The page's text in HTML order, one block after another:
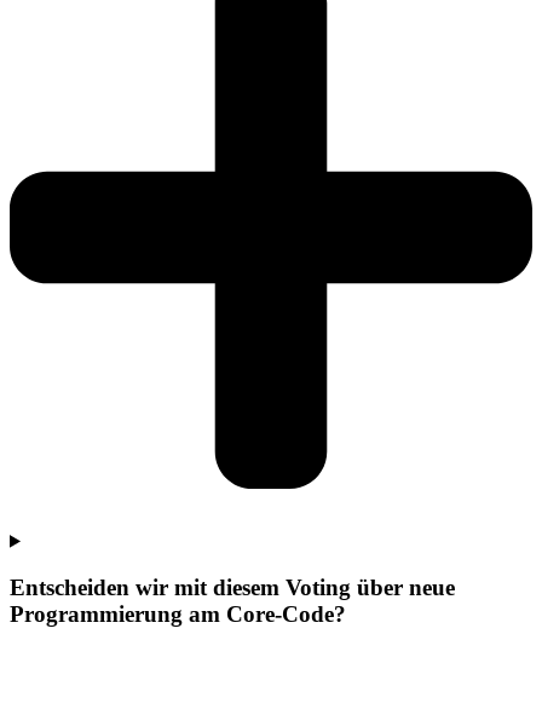
Entscheiden wir mit diesem Voting über neue
Programmierung am Core-Code?